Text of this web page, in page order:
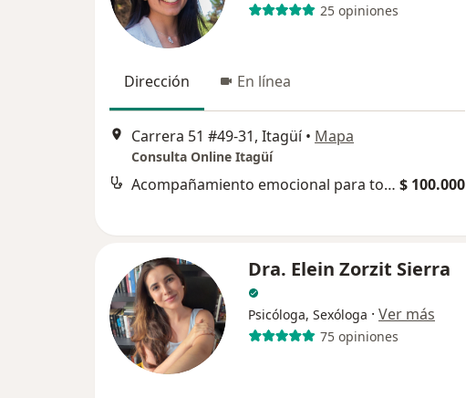
25 opiniones
Dirección En línea
Carrera 51 #49-31, Itagüí • Mapa
Consulta Online Itagüí
Acompañamiento emocional para tomar decisiones $ 100.000
Dra. Elein Zorzit Sierra
Psicóloga, Sexóloga · Ver más
75 opiniones